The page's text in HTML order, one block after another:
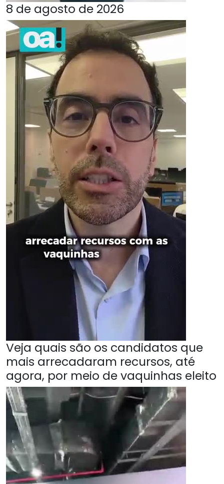
8 de agosto de 2026
Veja quais são os candidatos que
mais arrecadaram recursos, até
agora, por meio de vaquinhas eleito